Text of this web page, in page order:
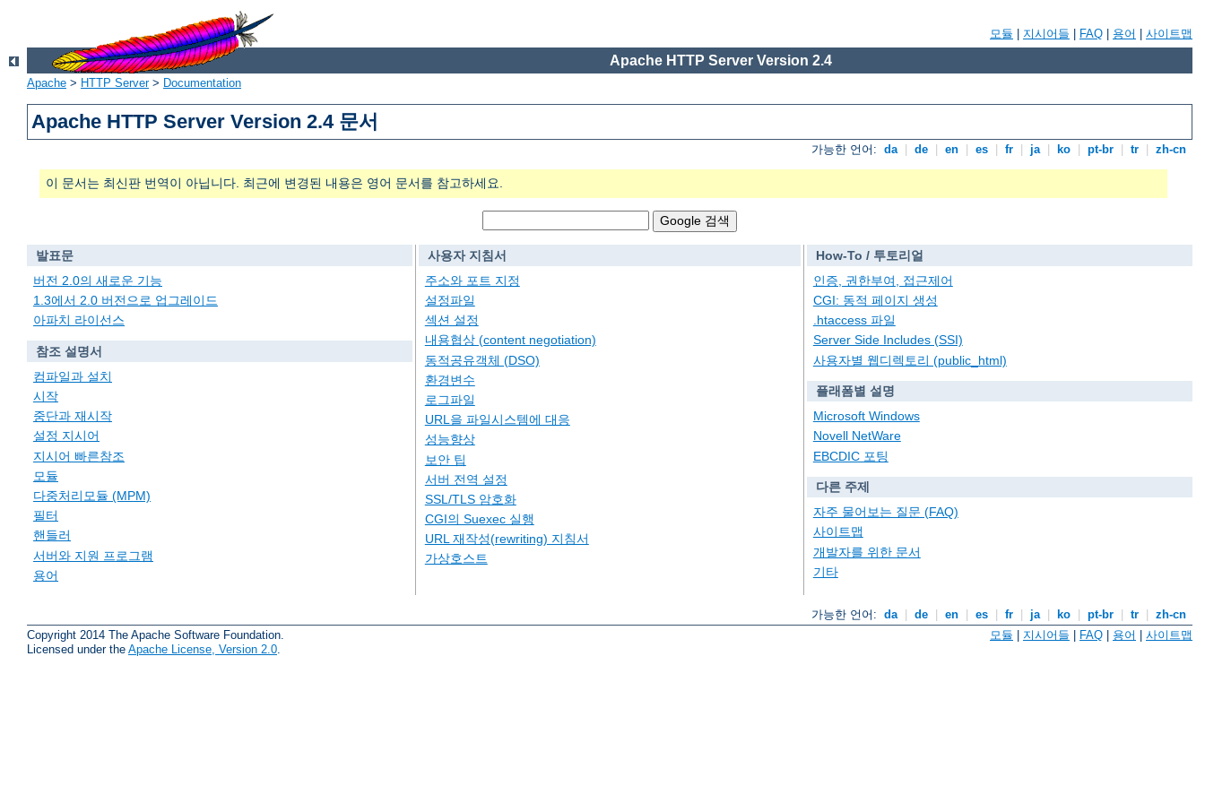
모듈 지시어들 FAQ 용어 사이트맵
Apache HTTP Server Version 2.4
Apache > HTTP Server> Documentation
Apache HTTP Server Version 2.4 문서
가능한 언어: da de en es fr ja ko pt-br tr zh-cn
이 문서는 최신판 번역이 아닙니다. 최근에 변경된 내용은 영어 문서를 참고하세요.
발표문
버전 2.0의 새로운 기능
1.3에서 2.0 버전으로 업그레이드
아파치 라이선스
참조 설명서
컴파일과 설치
시작
중단과 재시작
설정 지시어
지시어 빠른참조
모듈
다중처리모듈 (MPM)
필터
핸들러
서버와 지원 프로그램
용어
사용자 지침서
주소와 포트 지정
설정파일
섹션 설정
내용협상 (content negotiation)
동적공유객체 (DSO)
환경변수
로그파일
URL을 파일시스템에 대응
성능향상
보안 팁
서버 전역 설정
SSL/TLS 암호화
CGI의 Suexec 실행
URL 재작성(rewriting) 지침서
가상호스트
How-To / 투토리얼
인증, 권한부여, 접근제어
CGI: 동적 페이지 생성
.htaccess 파일
Server Side Includes (SSI)
사용자별 웹디렉토리 (public_html)
플래폼별 설명
Microsoft Windows
Novell NetWare
EBCDIC 포팅
다른 주제
자주 물어보는 질문 (FAQ)
사이트맵
개발자를 위한 문서
기타
가능한 언어: da de en es fr ja ko pt-br tr
zh-cn
Copyright 2014 The Apache Software Foundation.
Licensed under the Apache License, Version 2.0
모듈 | 지시어들 | FAQ | 용어 | 사이트맵